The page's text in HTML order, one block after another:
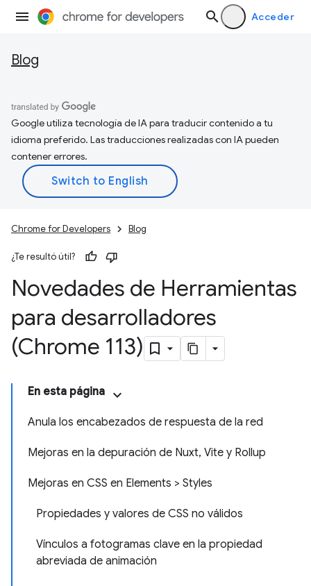
Acceder
Blog
Google utiliza tecnología de IA para traducir contenido a tu
idioma preferido. Las traducciones realizadas con IA pueden
contener errores.
Chrome for Developers Blog
¿Te resultó útil?
Novedades de Herramientas
para desarrolladores
(Chrome 113)
En esta página
Anula los encabezados de respuesta de la red
Mejoras en la depuración de Nuxt, Vite y Rollup
Mejoras en CSS en Elements > Styles
Propiedades y valores de CSS no válidos
Vínculos a fotogramas clave en la propiedad
abreviada de animación